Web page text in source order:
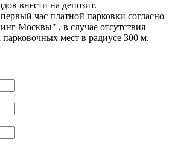
внести на депозит.
час платной парковки согласно
Москвы" , в случае отсутствия
мест в радиусе 300 м.